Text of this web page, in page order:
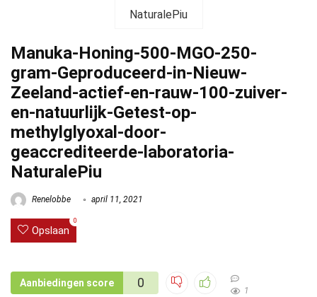
Manuka-Honing-500-MGO-250-
gram-Geproduceerd-in-Nieuw-
Zeeland-actief-en-rauw-100-zuiver-
en-natuurlijk-Getest-op-
methylglyoxal-door-
geaccrediteerde-laboratoria-
NaturalePiu
Renelobbe april 11, 2021
Opslaan
0
Aanbiedingen score 0
1